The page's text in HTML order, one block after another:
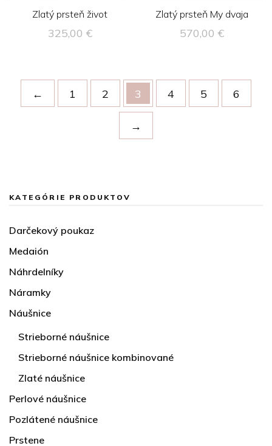
Zlatý prsteň život
325,00 €
Zlatý prsteň My dvaja
570,00€
← 1 2 3 4 5 6
→
KATEGÓRIE PRODUKTOV
Darčekový poukaz
Medaión
Náhrdelníky
Náramky
Náušnice
Strieborné náušnice
Strieborné náušnice kombinované
Zlaté náušnice
Perlové náušnice
Pozlátené náušnice
Prstene